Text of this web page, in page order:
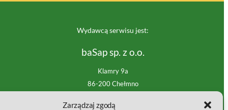
Zarządzaj zgodą
Wydawcą serwisu jest:
baSap sp. z o.o.
Klamry 9a
86-200 Chełmno
NIP: 8751563825